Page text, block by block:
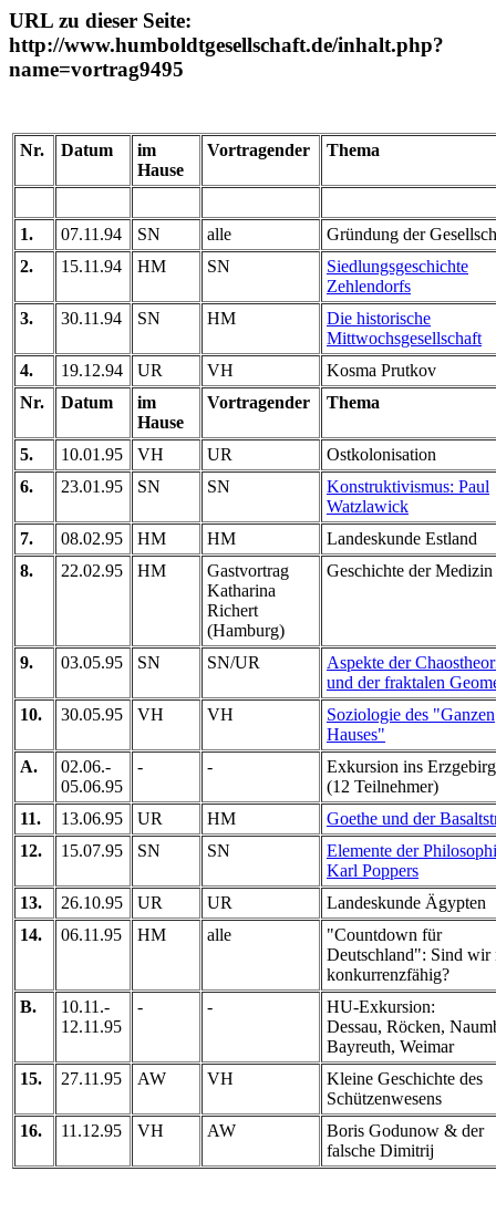
URL zu dieser Seite:
http://www.humboldtgesellschaft.de/inhalt.php?
name=vortrag9495
Nr. Datum
im
Hause
Vortragender Thema
1. 07.11.94 SN alle
Gründung der
2.
15.11.94 HM SN
Siedlungsgeschichte
Zehlendorfs
3.
30.11.94 SN HM
Die historische
Mittwochsgesellschaft
4.
19.12.94 UR VH
Kosma Prutkov
Nr.
Datum
im
Hause
Vortragender Thema
5. 10.01.95 VH UR
Ostkolonisation
6.
23.01.95 SN SN
Konstruktivismus: Paul
Watzlawick
7.
08.02.95 HM HM
Landeskunde Estland
8.
22.02.95 HM
Gastvortrag
Katharina
Richert
(Hamburg)
Geschichte der Medizin
9. 03.05.95 SN SN/UR
Aspekte der
und der fraktalen
10.
30.05.95 VH VH
Soziologie des "Ganzen
Hauses"
A.
02.06.-
05.06.95
- -
Exkursion ins
(12 Teilnehmer)
11.
13.06.95 UR HM
Goethe und der
12.
15.07.95 SN SN
Elemente der
Karl Poppers
13.
26.10.95 UR UR
Landeskunde Ägypten
14.
06.11.95 HM alle
"Countdown für
Deutschland": Sind wir
konkurrenzfähig?
B.
10.11.-
12.11.95
- -
HU-Exkursion:
Dessau, Röcken,
Bayreuth, Weimar
15.
27.11.95 AW VH
Kleine Geschichte des
Schützenwesens
16.
11.12.95 VH AW
Boris Godunow & der
falsche Dimitrij